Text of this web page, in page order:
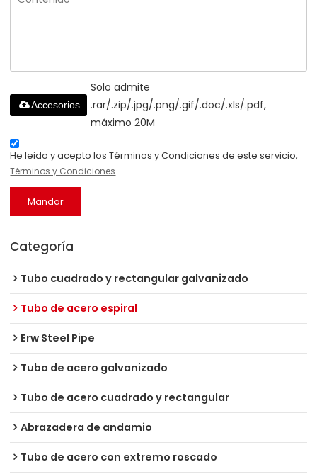
Solo admite
.rar/.zip/.jpg/.png/.gif/.doc/.xls/.pdf,
máximo 20M
Accesorios
He leido y acepto los Términos y Condiciones de este servicio,
Términos y Condiciones
Mandar
Categoría
Tubo cuadrado y rectangular galvanizado
Tubo de acero espiral
Erw Steel Pipe
Tubo de acero galvanizado
Tubo de acero cuadrado y rectangular
Abrazadera de andamio
Tubo de acero con extremo roscado